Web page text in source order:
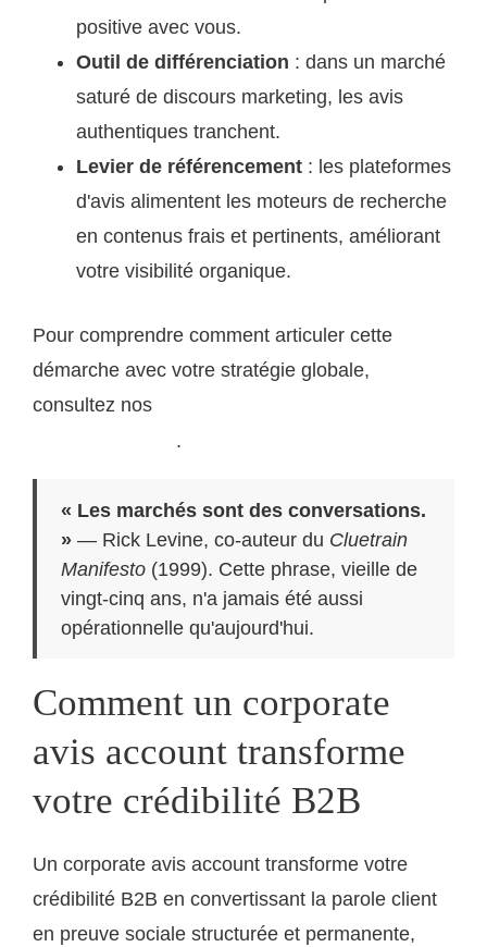
positive avec vous.
Outil de différenciation : dans un marché
saturé de discours marketing, les avis
authentiques tranchent.
Levier de référencement : les plateformes
d'avis alimentent les moteurs de recherche
en contenus frais et pertinents, améliorant
votre visibilité organique.
Pour comprendre comment articuler cette
démarche avec votre stratégie globale,
consultez nos
.
« Les marchés sont des conversations.
» — Rick Levine, co-auteur du Cluetrain
Manifesto (1999). Cette phrase, vieille de
vingt-cinq ans, n'a jamais été aussi
opérationnelle qu'aujourd'hui.
Comment un corporate
avis account transforme
votre crédibilité B2B
Un corporate avis account transforme votre
crédibilité B2B en convertissant la parole client
en preuve sociale structurée et permanente,